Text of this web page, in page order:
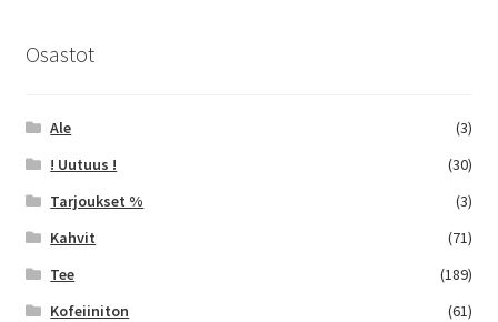
Osastot
Ale
(3)
! Uutuus !
(30)
Tarjoukset %
(3)
Kahvit
(71)
Tee
(189)
Kofeiiniton
(61)